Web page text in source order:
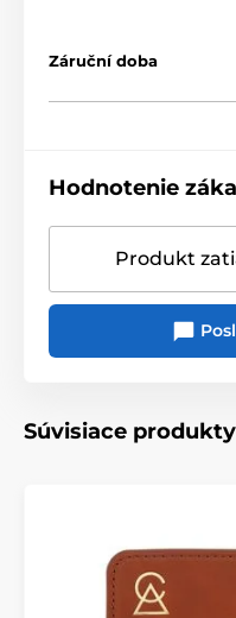
Záruční doba
Hodnotenie
Produkt
Súvisiace produkty